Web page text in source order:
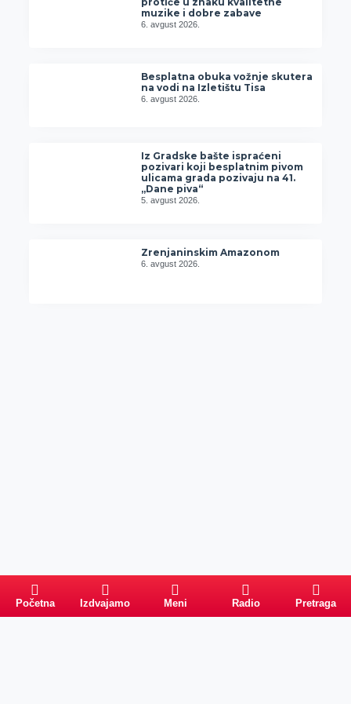
muzike i dobre zabave
6. avgust 2026.
Besplatna obuka vožnje skutera
na vodi na Izletištu Tisa
6. avgust 2026.
Iz Gradske bašte ispraćeni
pozivari koji besplatnim pivom
ulicama grada pozivaju na 41.
„Dane piva“
5. avgust 2026.
Zrenjaninskim Amazonom
6. avgust 2026.
Početna Izdvajamo Meni Radio Pretraga